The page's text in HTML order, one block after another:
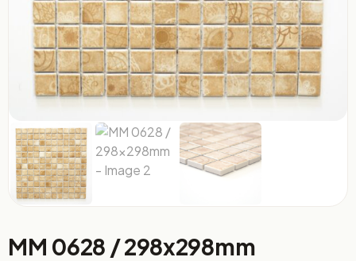
MM 0628 / 298x298mm